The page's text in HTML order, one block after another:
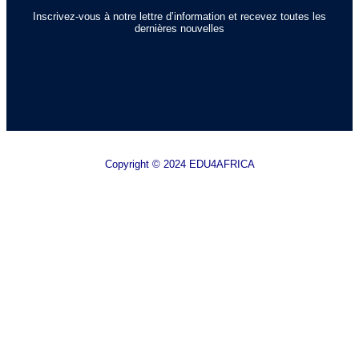
Inscrivez-vous à notre lettre d’information et recevez toutes les
dernières nouvelles
Copyright © 2024 EDU4AFRICA